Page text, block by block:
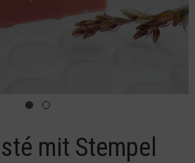
mit Stempel